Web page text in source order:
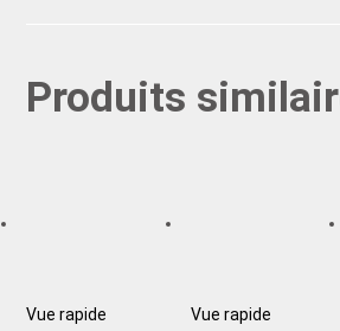
Produits
Vue rapide
Vue rapide